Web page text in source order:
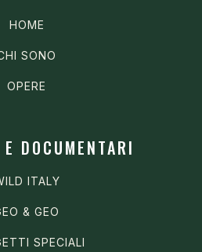
HOME
SONO
OPERE
DOCUMENTARI
ITALY
& GEO
SPECIALI